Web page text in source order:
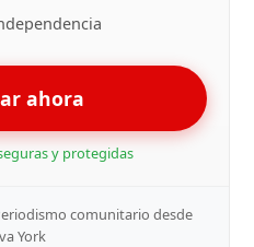
ahora
y protegidas
comunitario desde
York